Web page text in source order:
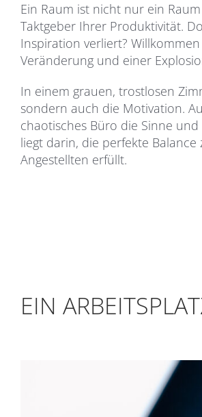
Ein Raum ist nicht nur ein
Taktgeber Ihrer Produktivität.
Inspiration verliert?
Veränderung und einer
In einem grauen, trostlosen
sondern auch die Motivation.
chaotisches Büro die Sinne
liegt darin, die perfekte
Angestellten erfüllt.
EIN